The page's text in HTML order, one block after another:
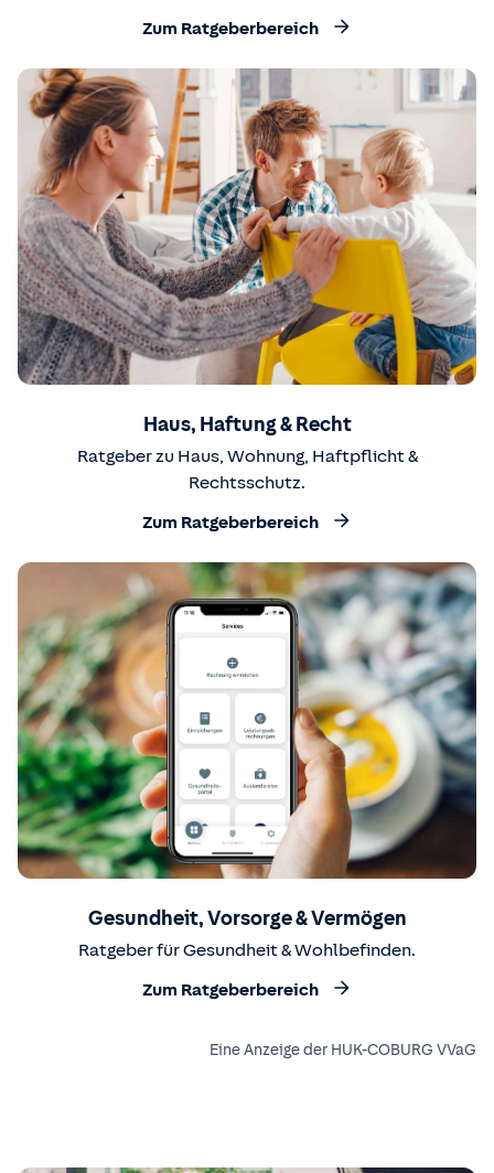
Zum Ratgeberbereich
Haus, Haftung & Recht
Ratgeber zu Haus, Wohnung, Haftpflicht &
Rechtsschutz.
Zum Ratgeberbereich
Gesundheit, Vorsorge & Vermögen
Ratgeber für Gesundheit & Wohlbefinden.
Zum Ratgeberbereich
Eine Anzeige der HUK-COBURG VVaG